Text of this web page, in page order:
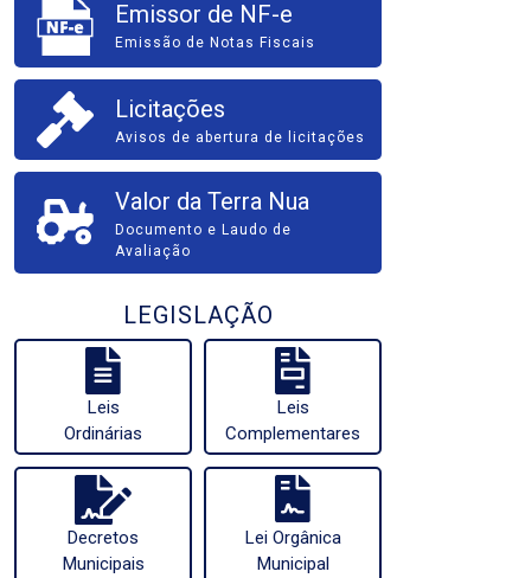
Emissor de NF-e
Emissão de Notas Fiscais
Licitações
Avisos de abertura de licitações
Valor da Terra Nua
Documento e Laudo de
Avaliação
LEGISLAÇÃO
Leis
Ordinárias
Leis
Complementares
Decretos
Municipais
Lei Orgânica
Municipal